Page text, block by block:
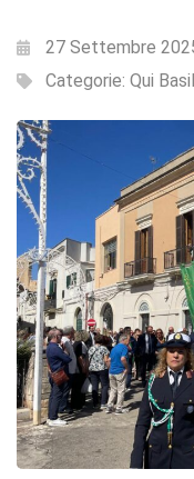
27 Settembre
Categorie: Qui